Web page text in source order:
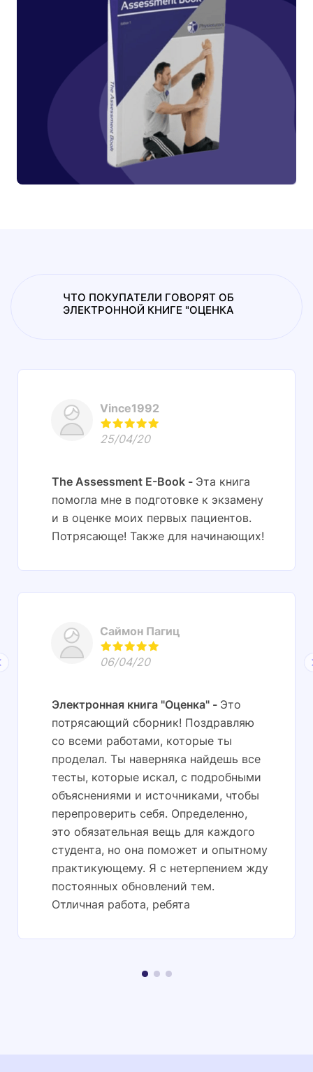
ЧТО ПОКУПАТЕЛИ ГОВОРЯТ ОБ
ЭЛЕКТРОННОЙ КНИГЕ "ОЦЕНКА
Vince1992
25/04/20
The Assessment E-Book
Эта книга
помогла мне в подготовке к экзамену
и в оценке моих первых пациентов.
Потрясающе! Также для начинающих!
Саймон Пагиц
06/04/20
Электронная книга "Оценка"
Это
потрясающий сборник! Поздравляю
со всеми работами, которые ты
проделал. Ты наверняка найдешь все
тесты, которые искал, с подробными
объяснениями и источниками, чтобы
перепроверить себя. Определенно,
это обязательная вещь для каждого
студента, но она поможет и опытному
практикующему. Я с нетерпением жду
постоянных обновлений тем.
Отличная работа, ребята